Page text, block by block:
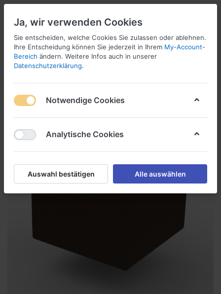
☎ 037296 69240
Menü Anmelden
Ja, wir verwenden Cookies
Sie entscheiden, welche Cookies Sie zulassen oder ablehnen.
Ihre Entscheidung können Sie jederzeit in Ihrem My-Account-
Bereich ändern. Weitere Infos auch in unserer
Datenschutzerklärung.
Notwendige Cookies
Analytische Cookies
Auswahl bestätigen Alle auswählen